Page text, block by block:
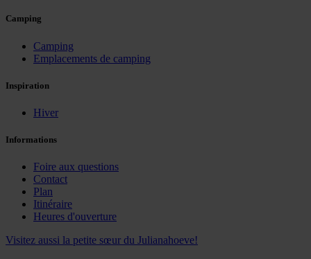
Camping
Camping
Emplacements de camping
Inspiration
Hiver
Informations
Foire aux questions
Contact
Plan
Itinéraire
Heures d'ouverture
Visitez aussi la petite sœur du Julianahoeve!